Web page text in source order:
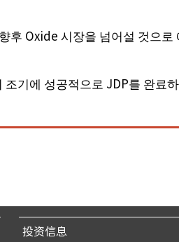
Oxide 시장을 넘어설 것으
기에 성공적으로 JDP를 완료
投资信息